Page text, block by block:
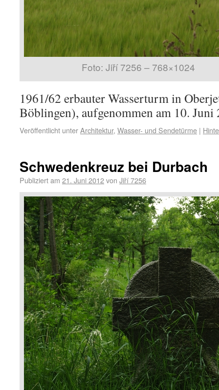
Foto: Jiří 7256 – 768×1024
1961/62 erbauter Wasserturm in
Böblingen), aufgenommen am 10. Juni
Veröffentlicht unterArchitektur, Wasser- und Sendetürme |
Schwedenkreuz bei Durbach
Publiziert am 21. Juni 2012von Jiří 7256